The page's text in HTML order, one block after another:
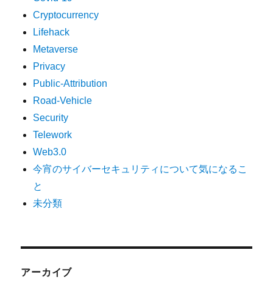
Cryptocurrency
Lifehack
Metaverse
Privacy
Public-Attribution
Road-Vehicle
Security
Telework
Web3.0
今宵のサイバーセキュリティについて気になるこ
と
未分類
アーカイブ